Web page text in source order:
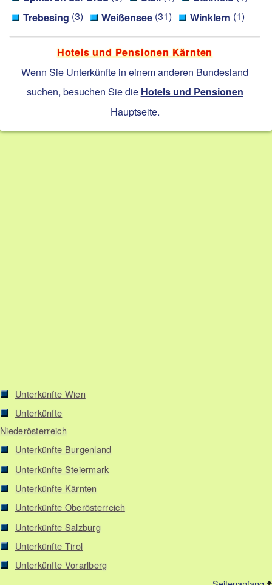
Trebesing (3) Weißensee (31) Winklern (1)
Hotels und Pensionen Kärnten
Wenn Sie Unterkünfte in einem anderen Bundesland
suchen, besuchen Sie die Hotels und Pensionen
Hauptseite.
Unterkünfte Wien
Unterkünfte
Niederösterreich
Unterkünfte Burgenland
Unterkünfte Steiermark
Unterkünfte Kärnten
Unterkünfte Oberösterreich
Unterkünfte Salzburg
Unterkünfte Tirol
Unterkünfte Vorarlberg